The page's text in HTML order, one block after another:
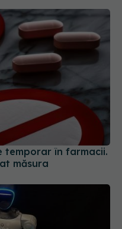
temporar în farmacii.
măsura